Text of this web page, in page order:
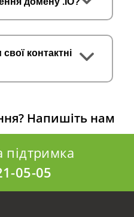
контактні
Напишіть нам
підтримка
05-05